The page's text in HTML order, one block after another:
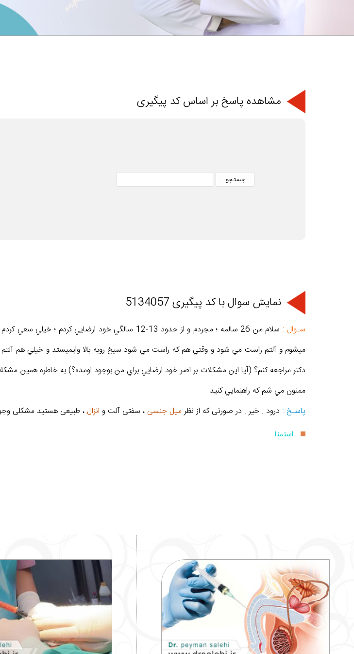
مشاهده پاسخ بر اساس کد پیگیری
نمایش سوال با کد پیگیری 5134057
سـوال :
سلام من 26 سالمه ؛ مجردم و از حدود 13-12 سالگي خود
دکتر مراجعه کنم؟ (آيا اين مشکلات بر اصر خود ارضايي براي من بوجود اومده؟) به خاطره همين
ممنون مي شم که راهنمايي کنيد
پاسـخ : درود . خیر . در صورتی که از نظرمیل جنسی ، سفتی آلت و انزال ، طبیعی هستید مشکلی
استمنا